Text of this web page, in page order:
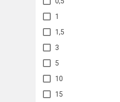
1
1,5
3
5
10
15